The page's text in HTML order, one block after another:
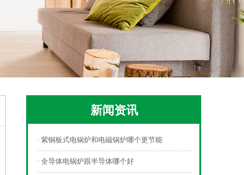
新闻资讯
· 紫铜板式电锅炉和电磁锅炉哪个更节能
· 全导体电锅炉跟半导体哪个好